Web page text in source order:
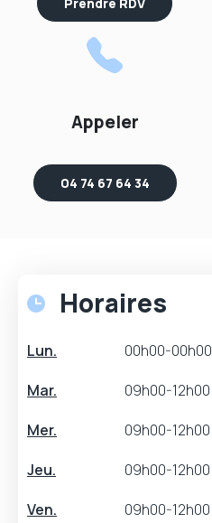
Appeler
04 74 67 64 34
Horaires
Lun. 00h00-00h00
Mar.
09h00-12h00
Mer.
09h00-12h00
Jeu.
09h00-12h00
Ven.
09h00-12h00